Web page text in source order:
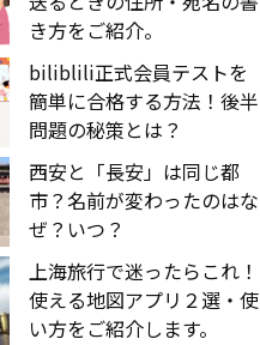
き方をご紹介。
biliblili正式会員テストを
簡単に合格する方法！後半
問題の秘策とは？
西安と「長安」は同じ都
市？名前が変わったのはな
ぜ？いつ？
上海旅行で迷ったらこれ！
使える地図アプリ２選・使
い方をご紹介します。